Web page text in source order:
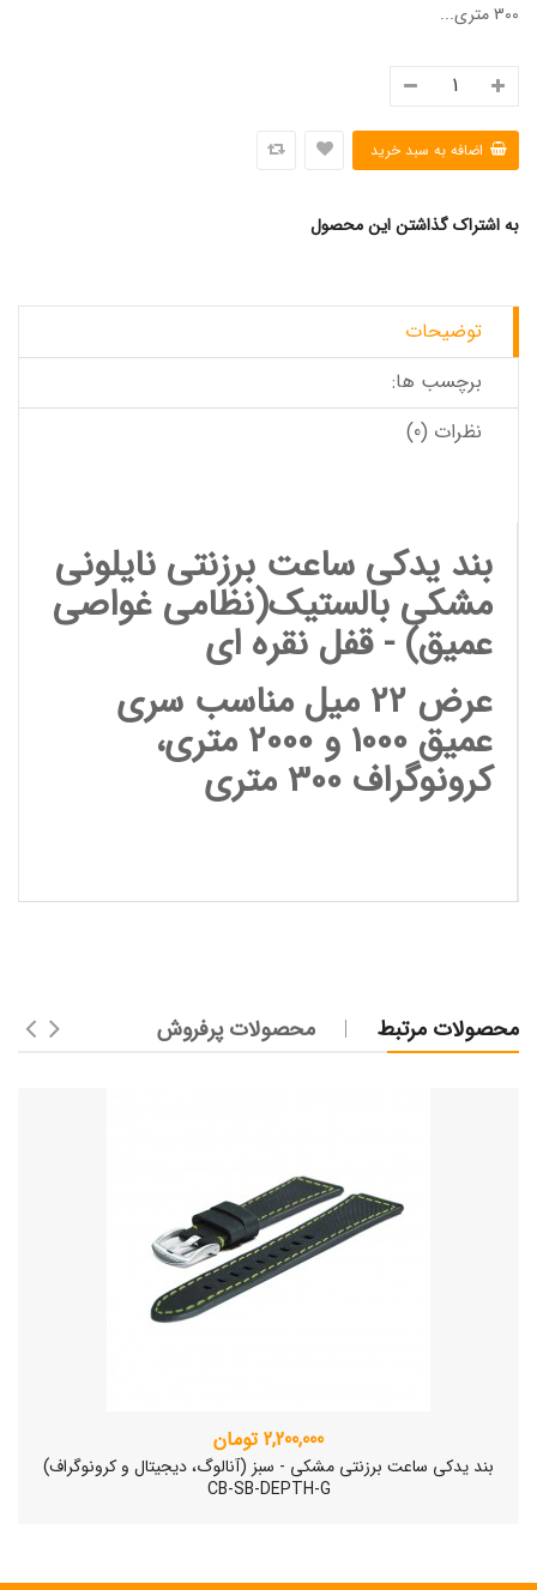
300 متری...
به اشتراک گذاشتن این محصول
توضیحات
برچسب ها:
نظرات (0)
بند یدکی ساعت برزنتی نایلونی
مشکی بالستیک(نظامی غواصی
عمیق) - قفل نقره ای
عرض 22 میل مناسب سری
عمیق 1000 و 2000 متری،
کرونوگراف 300 متری
محصولات مرتبط محصولات پرفروش
2,200,000 تومان
بند یدکی ساعت برزنتی مشکی - سبز (آنالوگ، دیجیتال و کرونوگراف)
CB-SB-DEPTH-G